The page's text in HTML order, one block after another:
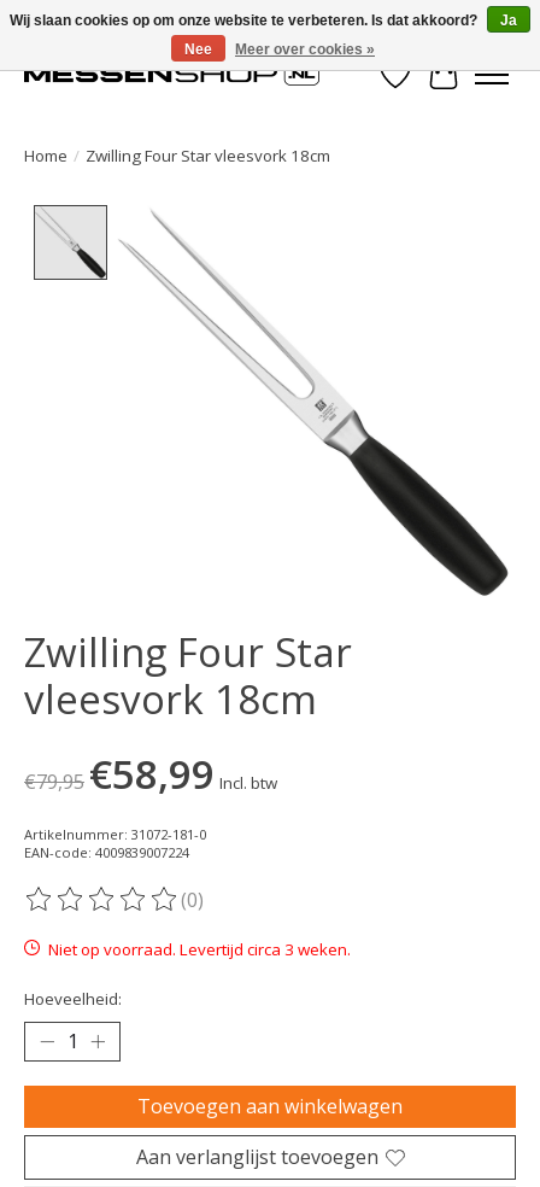
Verlanglijst
Home / Zwilling Four Star vleesvork 18cm
Product image slideshow Items
Zwilling Four Star
vleesvork 18cm
€79,95 €58,99 Incl. btw
Artikelnummer: 31072-181-0
EAN-code: 4009839007224
De beoordeling van dit product is
(0)
Niet op voorraad. Levertijd circa 3 weken.
Hoeveelheid:
Toevoegen aan winkelwagen
Aan verlanglijst toevoegen
Wij slaan cookies op om onze website te verbeteren. Is dat akkoord?
Ja
Nee
Meer over cookies »